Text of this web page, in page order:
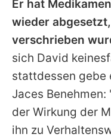
Er hat
wieder
verschrieben
sich David
stattdessen gebe
Jaces Benehmen:
der Wirkung der
ihn zu